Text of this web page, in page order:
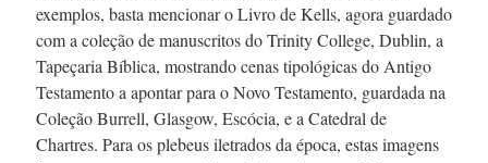
exemplos, basta mencionar o Livro de Kells, agora guardado
com a coleção de manuscritos do Trinity College, Dublin, a
Tapeçaria Bíblica, mostrando cenas tipológicas do Antigo
Testamento a apontar para o Novo Testamento, guardada na
Coleção Burrell, Glasgow, Escócia, e a Catedral de
Chartres. Para os plebeus iletrados da época, estas imagens